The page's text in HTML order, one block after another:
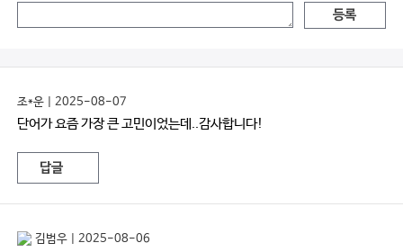
등록
조*운 | 2025-08-07
단어가 요즘 가장 큰 고민이었는데..감사합니다!
답글
김범우 | 2025-08-06